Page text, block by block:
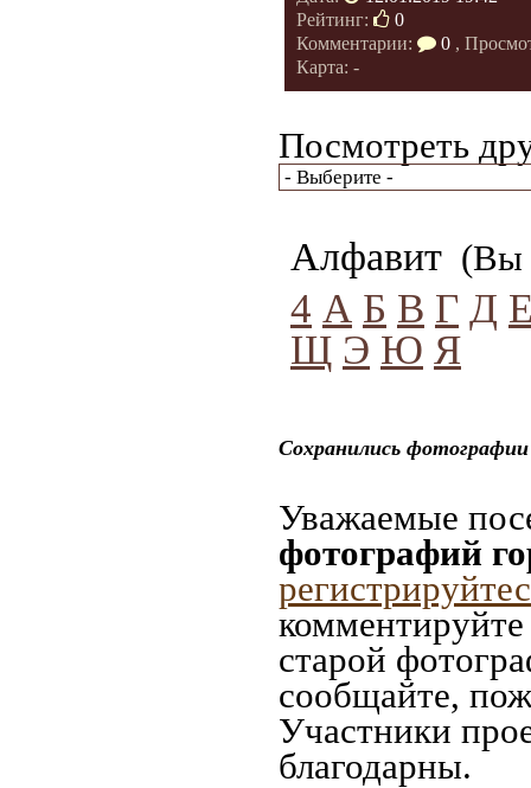
Рейтинг:
0
Комментарии:
0 ,
Карта: -
Посмотреть
Алфавит (Вы
4 А Б В Г Д
Щ Э Ю Я
Сохранились
Уважаемые
фотографий
старой
сообщайте,
Участники
благодарны.